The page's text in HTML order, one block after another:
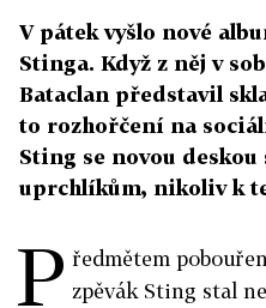
V pátek vyšlo nové
Stinga. Když z něj v
Bataclan představil
to rozhořčení na
Sting se novou
uprchlíkům, nikoliv k
P ředmětem
zpěvák Sting stal